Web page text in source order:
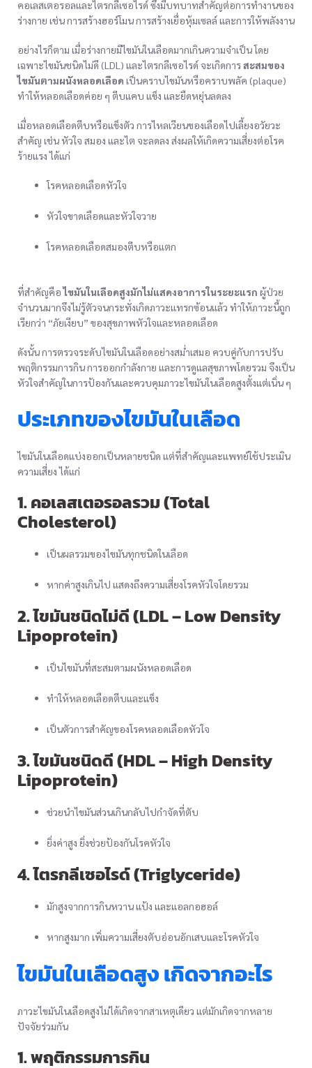
คอเลสเตอรอลและไตรกลีเซอไรด์ ซึ่งมีบทบาทสำคัญต่อการทำงานของ
ร่างกาย เช่น การสร้างฮอร์โมน การสร้างเยื่อหุ้มเซลล์ และการให้พลังงาน
อย่างไรก็ตาม เมื่อร่างกายมีไขมันในเลือดมากเกินความจำเป็น โดย
เฉพาะไขมันชนิดไม่ดี (LDL) และไตรกลีเซอไรด์ จะเกิดการสะสมของ
ไขมันตามผนังหลอดเลือด เป็นคราบไขมันหรือคราบพลัค (plaque)
ทำให้หลอดเลือดค่อย ๆ ตีบแคบ แข็ง และยืดหยุ่นลดลง
เมื่อหลอดเลือดตีบหรือแข็งตัว การไหลเวียนของเลือดไปเลี้ยงอวัยวะ
สำคัญ เช่น หัวใจ สมอง และไต จะลดลง ส่งผลให้เกิดความเสี่ยงต่อโรค
ร้ายแรง ได้แก่
โรคหลอดเลือดหัวใจ
หัวใจขาดเลือดและหัวใจวาย
โรคหลอดเลือดสมองตีบหรือแตก
ที่สำคัญคือไขมันในเลือดสูงมักไม่แสดงอาการในระยะแรก ผู้ป่วย
จำนวนมากจึงไม่รู้ตัวจนกระทั่งเกิดภาวะแทรกซ้อนแล้ว ทำให้ภาวะนี้ถูก
เรียกว่า “ภัยเงียบ” ของสุขภาพหัวใจและหลอดเลือด
ดังนั้น การตรวจระดับไขมันในเลือดอย่างสม่ำเสมอ ควบคู่กับการปรับ
พฤติกรรมการกิน การออกกำลังกาย และการดูแลสุขภาพโดยรวม จึงเป็น
หัวใจสำคัญในการป้องกันและควบคุมภาวะไขมันในเลือดสูงตั้งแต่เนิ่น ๆ
ประเภทของไขมันในเลือด
ไขมันในเลือดแบ่งออกเป็นหลายชนิด แต่ที่สำคัญและแพทย์ใช้ประเมิน
ความเสี่ยง ได้แก่
1. คอเลสเตอรอลรวม (Total
Cholesterol)
เป็นผลรวมของไขมันทุกชนิดในเลือด
หากค่าสูงเกินไป แสดงถึงความเสี่ยงโรคหัวใจโดยรวม
2. ไขมันชนิดไม่ดี (LDL – Low Density
Lipoprotein)
เป็นไขมันที่สะสมตามผนังหลอดเลือด
ทำให้หลอดเลือดตีบและแข็ง
เป็นตัวการสำคัญของโรคหลอดเลือดหัวใจ
3. ไขมันชนิดดี (HDL – High Density
Lipoprotein)
ช่วยนำไขมันส่วนเกินกลับไปกำจัดที่ตับ
ยิ่งค่าสูง ยิ่งช่วยป้องกันโรคหัวใจ
4. ไตรกลีเซอไรด์ (Triglyceride)
มักสูงจากการกินหวาน แป้ง และแอลกอฮอล์
หากสูงมาก เพิ่มความเสี่ยงตับอ่อนอักเสบและโรคหัวใจ
ไขมันในเลือดสูง เกิดจากอะไร
ภาวะไขมันในเลือดสูงไม่ได้เกิดจากสาเหตุเดียว แต่มักเกิดจากหลาย
ปัจจัยร่วมกัน
1. พฤติกรรมการกิน